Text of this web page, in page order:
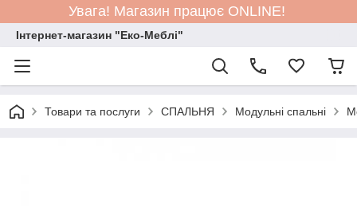
Увага! Магазин працює ONLINE!
Інтернет-магазин "Еко-Меблі"
Товари та послуги СПАЛЬНЯ Модульні спальні